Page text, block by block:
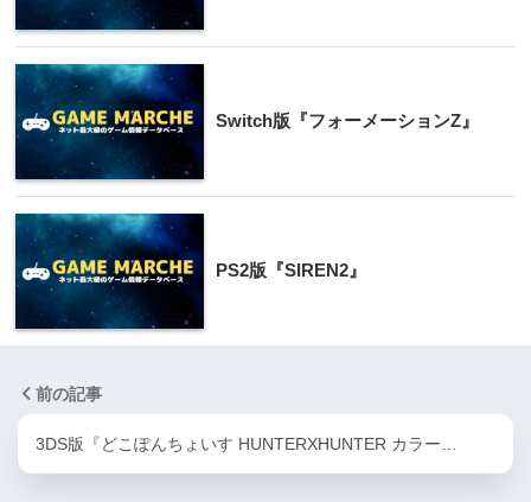
Switch版『フォーメーションZ』
PS2版『SIREN2』
前の記事
3DS版『どこぽんちょいす HUNTERXHUNTER カラー…